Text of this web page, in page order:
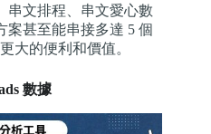
串文排程、串文愛心數
案甚至能串接多達 5 個
大的便利和價值。
數據